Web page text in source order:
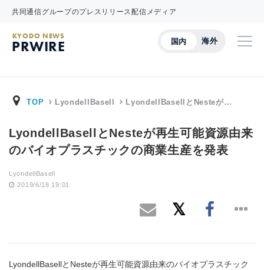
共同通信グループのプレスリリース配信メディア
国内 海外
KYODO NEWS
PRWIRE
TOP LyondellBasell LyondellBasellとNesteが…
LyondellBasellとNesteが再生可能資源由来
のバイオプラスチックの商業生産を発表
LyondellBasell
2019/6/18 19:01
LyondellBasellとNesteが再生可能資源由来のバイオプラスチック